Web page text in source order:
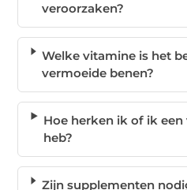
veroorzaken?
Welke vitamine is het
vermoeide benen?
Hoe herken ik of ik
heb?
Zijn supplementen